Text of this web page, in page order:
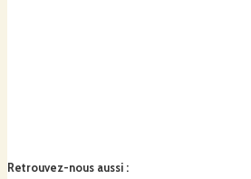
Retrouvez-nous aussi :